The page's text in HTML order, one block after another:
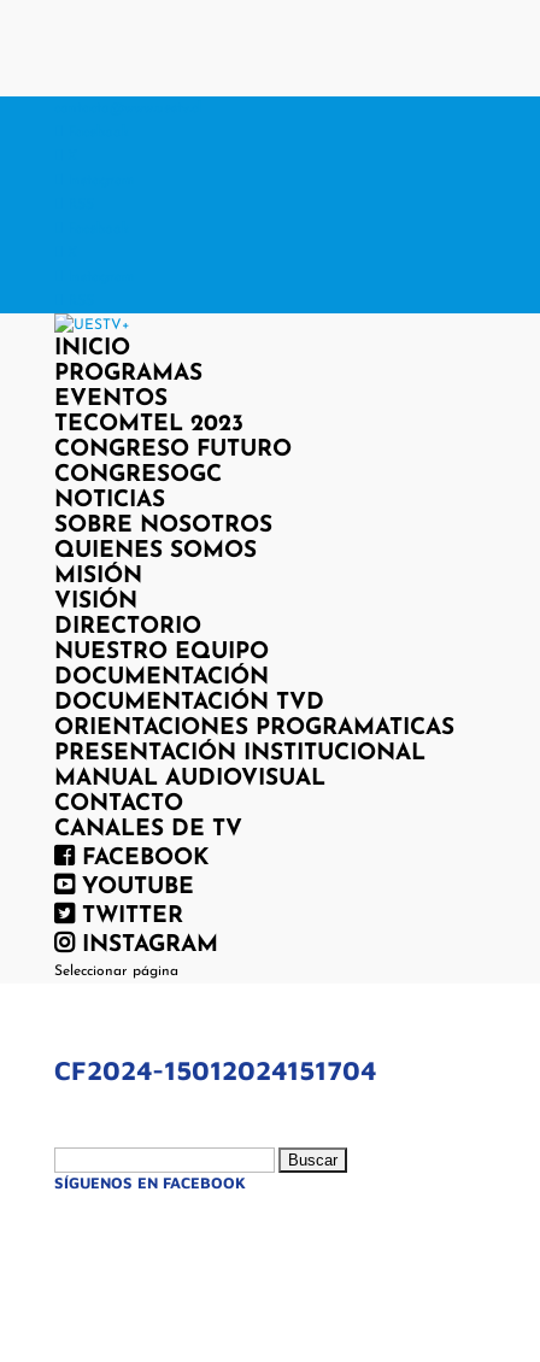
INICIO
PROGRAMAS
EVENTOS
TECOMTEL 2023
CONGRESO FUTURO
CONGRESOGC
NOTICIAS
SOBRE NOSOTROS
QUIENES SOMOS
MISIÓN
VISIÓN
DIRECTORIO
NUESTRO EQUIPO
DOCUMENTACIÓN
DOCUMENTACIÓN TVD
ORIENTACIONES PROGRAMATICAS
PRESENTACIÓN INSTITUCIONAL
MANUAL AUDIOVISUAL
CONTACTO
CANALES DE TV
FACEBOOK
YOUTUBE
TWITTER
INSTAGRAM
Seleccionar página
CF2024-15012024151704
SÍGUENOS EN FACEBOOK